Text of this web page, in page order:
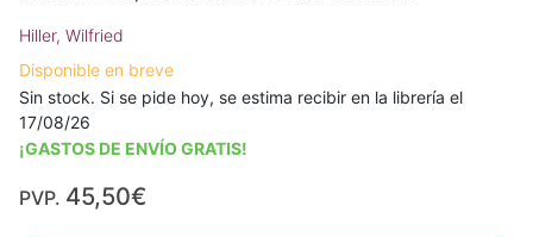
Hiller, Wilfried
Disponible en breve
Sin stock. Si se pide hoy, se estima recibir en la librería el
17/08/26
¡GASTOS DE ENVÍO GRATIS!
PVP. 45,50€